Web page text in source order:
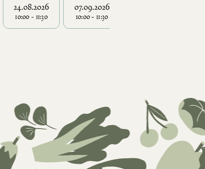
24.08.2026
10:00 - 11:30
07.09.2026
10:00 - 11:30